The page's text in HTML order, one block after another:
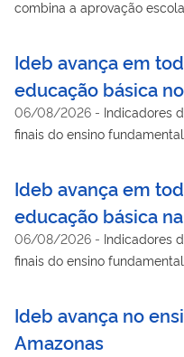
combina a aprovação
Ideb avança em
educação básica
06/08/2026 - Indicadores
finais do ensino
Ideb avança em
educação básica
06/08/2026 - Indicadores
finais do ensino
Ideb avança no
Amazonas